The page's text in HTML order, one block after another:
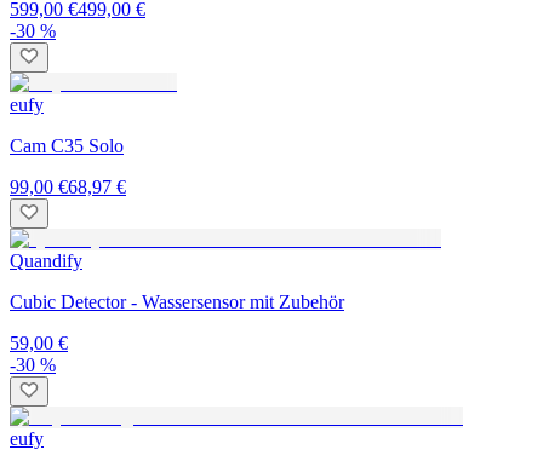
599,00 €499,00 €
-30 %
eufy
Cam C35 Solo
99,00 €68,97 €
Quandify
Cubic Detector - Wassersensor mit Zubehör
59,00 €
-30 %
eufy